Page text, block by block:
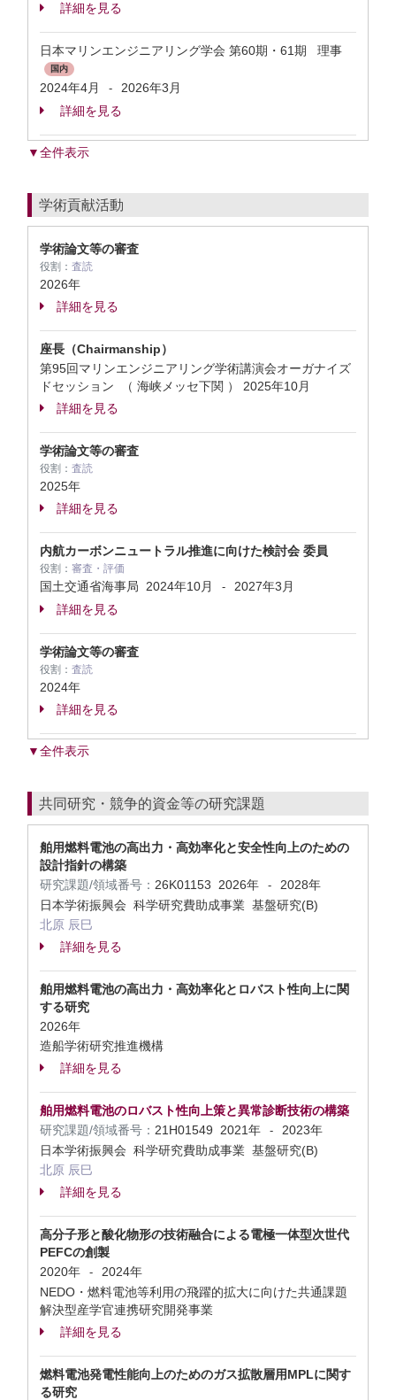
詳細を見る
日本マリンエンジニアリング学会 第60期・61期 理事
国内
2024年4月 -
2026年3月
詳細を見る
▼全件表示
学術貢献活動
学術論文等の審査
役割： 査読
2026年
詳細を見る
座長（Chairmanship）
第95回マリンエンジニアリング学術講演会オーガナイズ
ドセッション （ 海峡メッセ下関 ） 2025年10月
詳細を見る
学術論文等の審査
役割： 査読
2025年
詳細を見る
内航カーボンニュートラル推進に向けた検討会 委員
役割： 審査・評価
国土交通省海事局 2024年10月 -
2027年3月
詳細を見る
学術論文等の審査
役割： 査読
2024年
詳細を見る
▼全件表示
共同研究・競争的資金等の研究課題
舶用燃料電池の高出力・高効率化と安全性向上のための
設計指針の構築
研究課題/領域番号： 26K01153 2026年 -
2028年
日本学術振興会 科学研究費助成事業 基盤研究(B)
北原 辰巳
詳細を見る
舶用燃料電池の高出力・高効率化とロバスト性向上に関
する研究
2026年
造船学術研究推進機構
詳細を見る
舶用燃料電池のロバスト性向上策と異常診断技術の構築
研究課題/領域番号： 21H01549 2021年 -
2023年
日本学術振興会 科学研究費助成事業 基盤研究(B)
北原 辰巳
詳細を見る
高分子形と酸化物形の技術融合による電極一体型次世代
PEFCの創製
2020年
-
2024年
NEDO・燃料電池等利用の飛躍的拡大に向けた共通課題
解決型産学官連携研究開発事業
詳細を見る
燃料電池発電性能向上のためのガス拡散層用MPLに関す
る研究